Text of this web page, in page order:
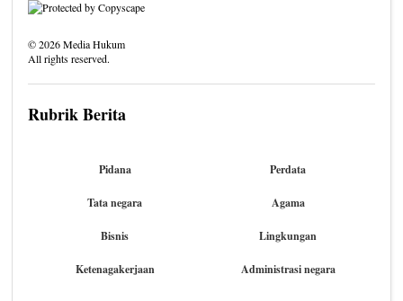
©2026Media Hukum
All rights reserved.
Rubrik Berita
Pidana Perdata
Tata negara Agama
Bisnis Lingkungan
Ketenagakerjaan Administrasi negara